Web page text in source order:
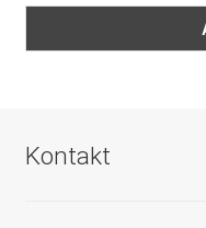
Kontakt